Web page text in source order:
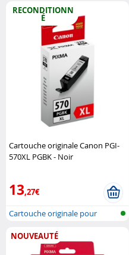
RECONDITIONN
É
Cartouche originale Canon PGI-
570XL PGBK - Noir
13,27€
Cartouche originale pour
NOUVEAUTÉ